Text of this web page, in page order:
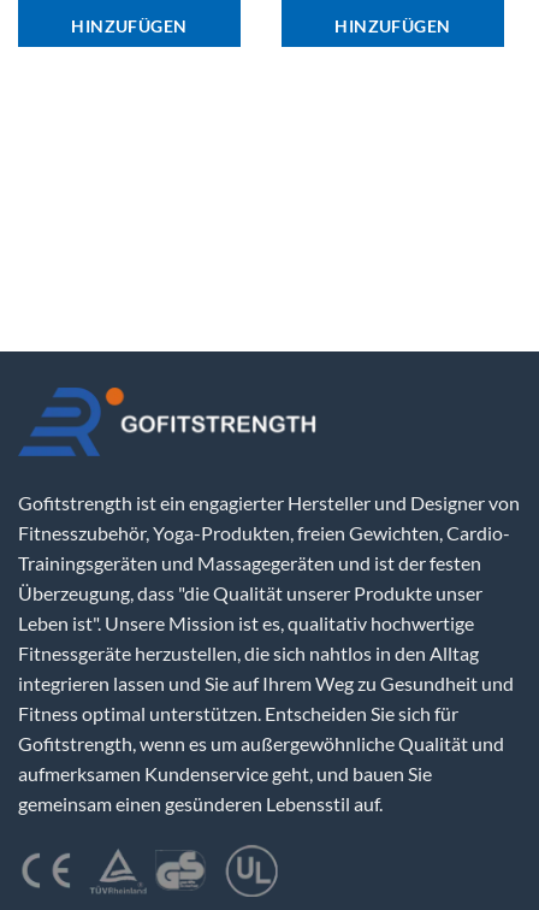
HINZUFÜGEN
HINZUFÜGEN
Gofitstrength ist ein engagierter Hersteller und Designer von
Fitnesszubehör, Yoga-Produkten, freien Gewichten, Cardio-
Trainingsgeräten und Massagegeräten und ist der festen
Überzeugung, dass "die Qualität unserer Produkte unser
Leben ist". Unsere Mission ist es, qualitativ hochwertige
Fitnessgeräte herzustellen, die sich nahtlos in den Alltag
integrieren lassen und Sie auf Ihrem Weg zu Gesundheit und
Fitness optimal unterstützen. Entscheiden Sie sich für
Gofitstrength, wenn es um außergewöhnliche Qualität und
aufmerksamen Kundenservice geht, und bauen Sie
gemeinsam einen gesünderen Lebensstil auf.